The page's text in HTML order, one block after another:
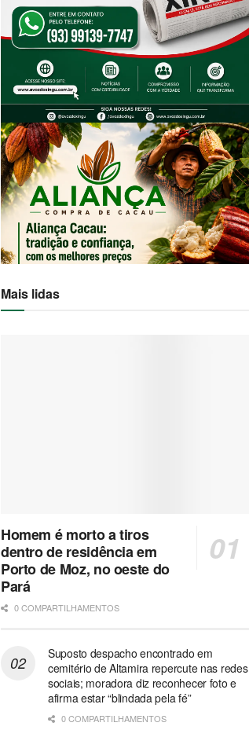
Mais lidas
Homem é morto a tiros
dentro de residência em
Porto de Moz, no oeste do
Pará
0 COMPARTILHAMENTOS
Suposto despacho encontrado em
cemitério de Altamira repercute nas redes
sociais; moradora diz reconhecer foto e
afirma estar “blindada pela fé”
0 COMPARTILHAMENTOS